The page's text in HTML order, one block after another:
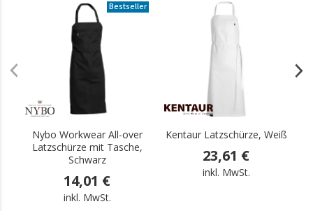
Bestseller
Nybo Workwear All-over
Latzschürze mit Tasche,
Schwarz
14,01 €
inkl. MwSt.
Kentaur Latzschürze, Weiß
23,61 €
inkl. MwSt.